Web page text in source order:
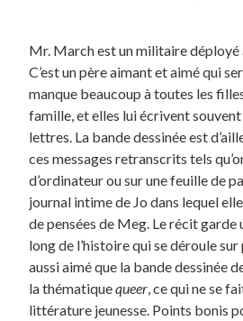
Mr. March est un militaire
C’est un père aimant et aimé qui
manque beaucoup à toutes les
famille, et elles lui écrivent
lettres. La bande dessinée est
ces messages retranscrits tels
d’ordinateur ou sur une feuille de
journal intime de Jo dans lequel
de pensées de Meg. Le récit
long de l’histoire qui se déroule sur
aussi aimé que la bande dessinée
la thématiquequeer , ce qui ne se
littérature jeunesse. Points bonis